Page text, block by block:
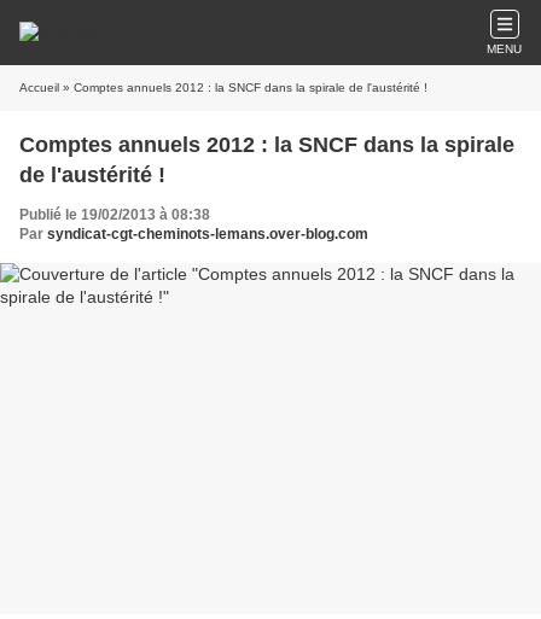
MENU
Accueil » Comptes annuels 2012 : la SNCF dans la spirale de l'austérité !
Comptes annuels 2012 : la SNCF dans la spirale
de l'austérité !
Publié le 19/02/2013 à 08:38
Par syndicat-cgt-cheminots-lemans.over-blog.com